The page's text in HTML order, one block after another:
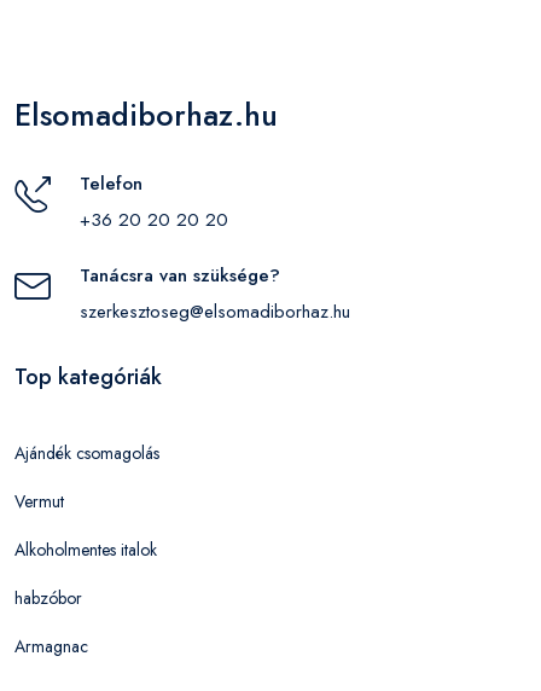
Elsomadiborhaz.hu
Telefon
+36 20 20 20 20
Tanácsra van szüksége?
szerkesztoseg@elsomadiborhaz.hu
Top kategóriák
Ajándék csomagolás
Vermut
Alkoholmentes italok
habzóbor
Armagnac